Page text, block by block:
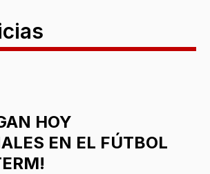
HOY
EN EL FÚTBOL